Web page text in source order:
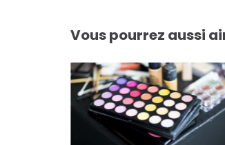
Vous pourrez aussi